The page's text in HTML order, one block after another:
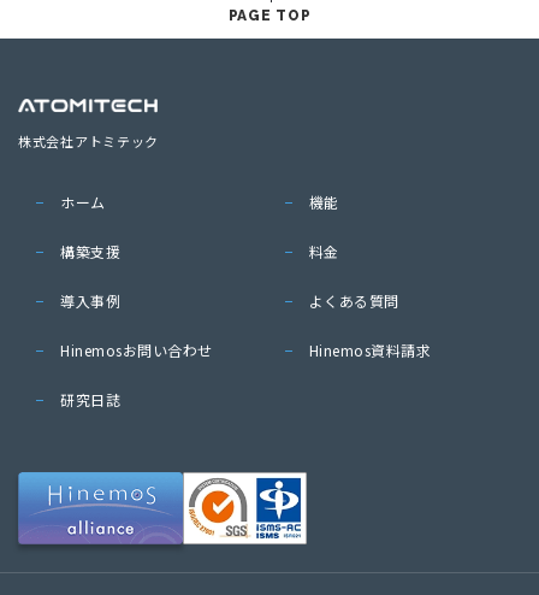
PAGE TOP
株式会社アトミテック
ホーム 機能
構築支援 料金
導入事例 よくある質問
Hinemosお問い合わせ Hinemos資料請求
研究日誌